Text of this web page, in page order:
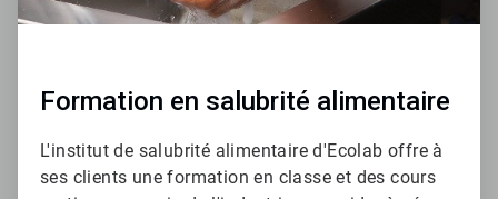
Formation en salubrité alimentaire
L'institut de salubrité alimentaire d'Ecolab offre à
ses clients une formation en classe et des cours